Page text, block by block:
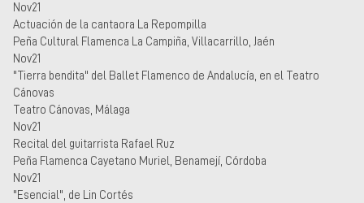
Nov21
Actuación de la cantaora La Repompilla
Peña Cultural Flamenca La Campiña, Villacarrillo, Jaén
Nov21
"Tierra bendita" del Ballet Flamenco de Andalucía, en el Teatro
Cánovas
Teatro Cánovas, Málaga
Nov21
Recital del guitarrista Rafael Ruz
Peña Flamenca Cayetano Muriel, Benamejí, Córdoba
Nov21
"Esencial", de Lin Cortés